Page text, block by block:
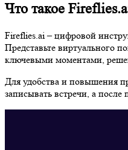
Что такое
Fireflies.ai – цифровой
Представьте виртуального
ключевыми моментами,
Для удобства и повышения
записывать встречи, а